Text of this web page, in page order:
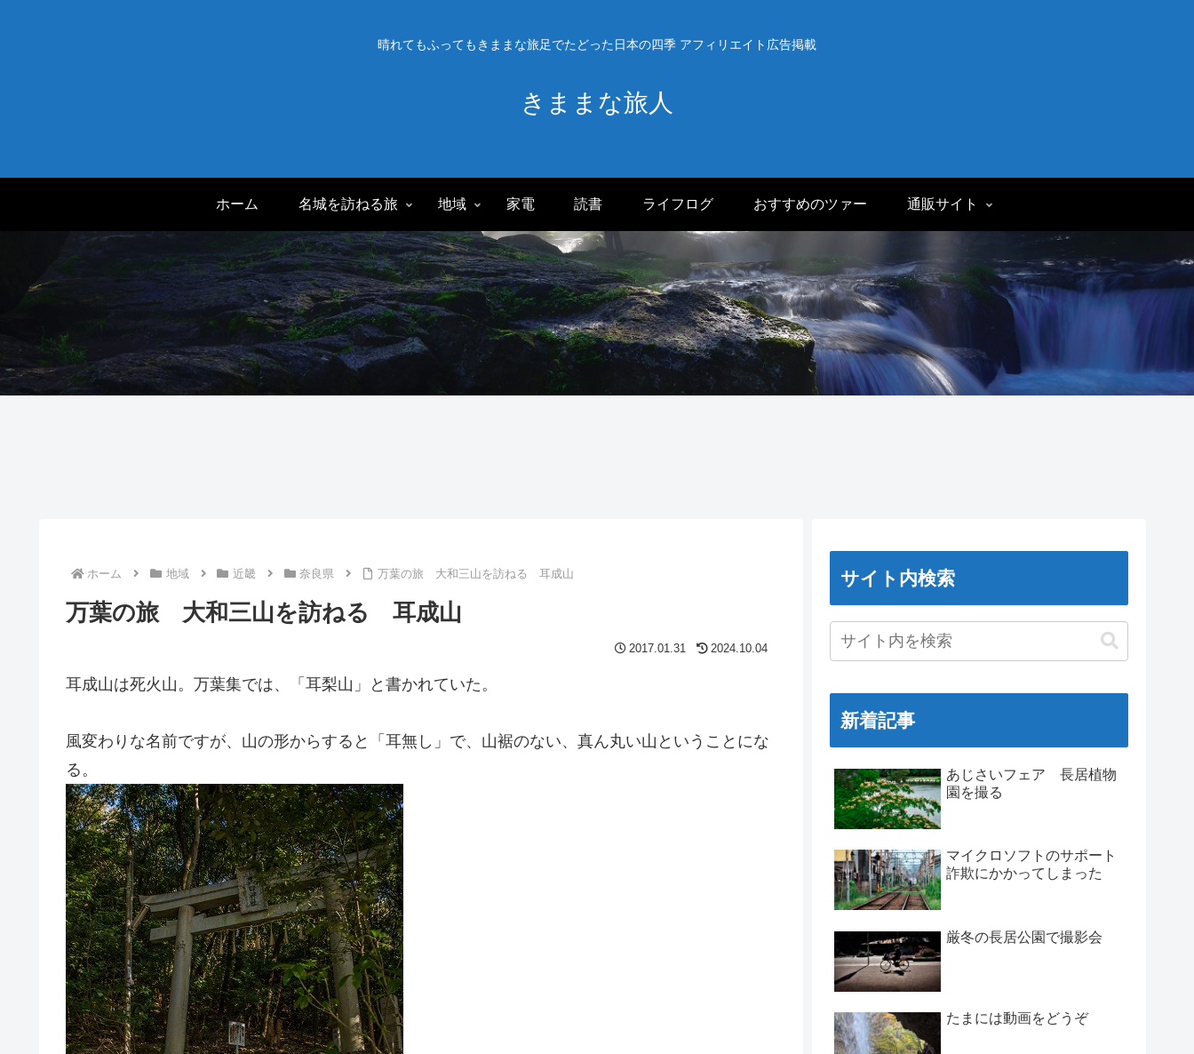
晴れてもふってもきままな旅足でたどった日本の四季 アフィリエイト広告掲載
きままな旅人
ホーム 名城を訪ねる旅 地域 家電 読書 ライフログ おすすめのツァー 通販サイト
ホーム 地域 近畿 奈良県 万葉の旅 大和三山を訪ねる 耳成山
万葉の旅 大和三山を訪ねる 耳成山
2017.01.31 2024.10.04
耳成山は死火山。万葉集では、「耳梨山」と書かれていた。
風変わりな名前ですが、山の形からすると「耳無し」で、山裾のない、真ん丸い山ということにな
る。
サイト内検索
新着記事
あじさいフェア 長居植物
園を撮る
マイクロソフトのサポート
詐欺にかかってしまった
厳冬の長居公園で撮影会
たまには動画をどうぞ